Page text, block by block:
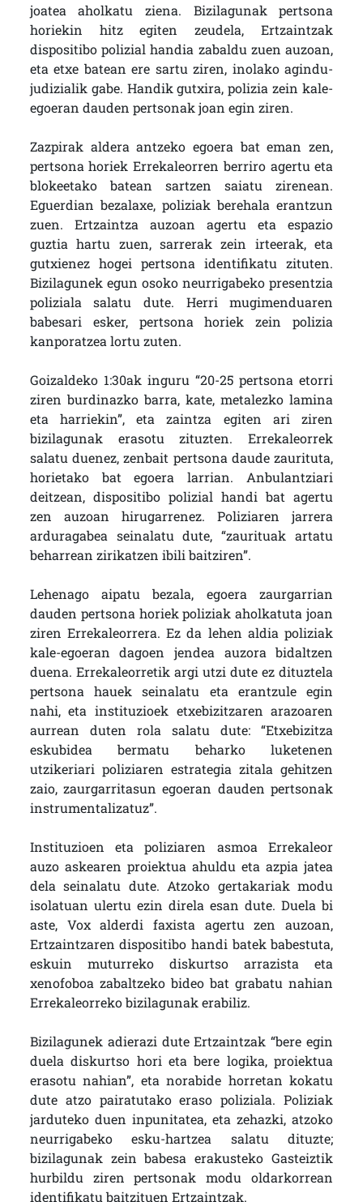
joatea aholkatu ziena. Bizilagunak pertsona
horiekin hitz egiten zeudela, Ertzaintzak
dispositibo polizial handia zabaldu zuen auzoan,
eta etxe batean ere sartu ziren, inolako agindu-
judizialik gabe. Handik gutxira, polizia zein kale-
egoeran dauden pertsonak joan egin ziren.
Zazpirak aldera antzeko egoera bat eman zen,
pertsona horiek Errekaleorren berriro agertu eta
blokeetako batean sartzen saiatu zirenean.
Eguerdian bezalaxe, poliziak berehala erantzun
zuen. Ertzaintza auzoan agertu eta espazio
guztia hartu zuen, sarrerak zein irteerak, eta
gutxienez hogei pertsona identifikatu zituten.
Bizilagunek egun osoko neurrigabeko presentzia
poliziala salatu dute. Herri mugimenduaren
babesari esker, pertsona horiek zein polizia
kanporatzea lortu zuten.
Goizaldeko 1:30ak inguru “20-25 pertsona etorri
ziren burdinazko barra, kate, metalezko lamina
eta harriekin”, eta zaintza egiten ari ziren
bizilagunak erasotu zituzten. Errekaleorrek
salatu duenez, zenbait pertsona daude zaurituta,
horietako bat egoera larrian. Anbulantziari
deitzean, dispositibo polizial handi bat agertu
zen auzoan hirugarrenez. Poliziaren jarrera
arduragabea seinalatu dute, “zaurituak artatu
beharrean zirikatzen ibili baitziren”.
Lehenago aipatu bezala, egoera zaurgarrian
dauden pertsona horiek poliziak aholkatuta joan
ziren Errekaleorrera. Ez da lehen aldia poliziak
kale-egoeran dagoen jendea auzora bidaltzen
duena. Errekaleorretik argi utzi dute ez dituztela
pertsona hauek seinalatu eta erantzule egin
nahi, eta instituzioek etxebizitzaren arazoaren
aurrean duten rola salatu dute: “Etxebizitza
eskubidea bermatu beharko luketenen
utzikeriari poliziaren estrategia zitala gehitzen
zaio, zaurgarritasun egoeran dauden pertsonak
instrumentalizatuz”.
Instituzioen eta poliziaren asmoa Errekaleor
auzo askearen proiektua ahuldu eta azpia jatea
dela seinalatu dute. Atzoko gertakariak modu
isolatuan ulertu ezin direla esan dute. Duela bi
aste, Vox alderdi faxista agertu zen auzoan,
Ertzaintzaren dispositibo handi batek babestuta,
eskuin muturreko diskurtso arrazista eta
xenofoboa zabaltzeko bideo bat grabatu nahian
Errekaleorreko bizilagunak erabiliz.
Bizilagunek adierazi dute Ertzaintzak “bere egin
duela diskurtso hori eta bere logika, proiektua
erasotu nahian”, eta norabide horretan kokatu
dute atzo pairatutako eraso poliziala. Poliziak
jarduteko duen inpunitatea, eta zehazki, atzoko
neurrigabeko esku-hartzea salatu dituzte;
bizilagunak zein babesa erakusteko Gasteiztik
hurbildu ziren pertsonak modu oldarkorrean
identifikatu baitzituen Ertzaintzak.